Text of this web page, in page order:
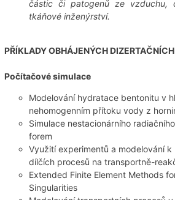
částic či patogenů ze vzduchu,
tkáňové inženýrství.
PŘÍKLADY OBHÁJENÝCH
Počítačové simulace
Modelování hydratace bentonitu v
nehomogenním přítoku vody z
Simulace nestacionárního
forem
Využití experimentů a modelování k
dílčích procesů na transportně-
Extended Finite Element Methods
Singularities